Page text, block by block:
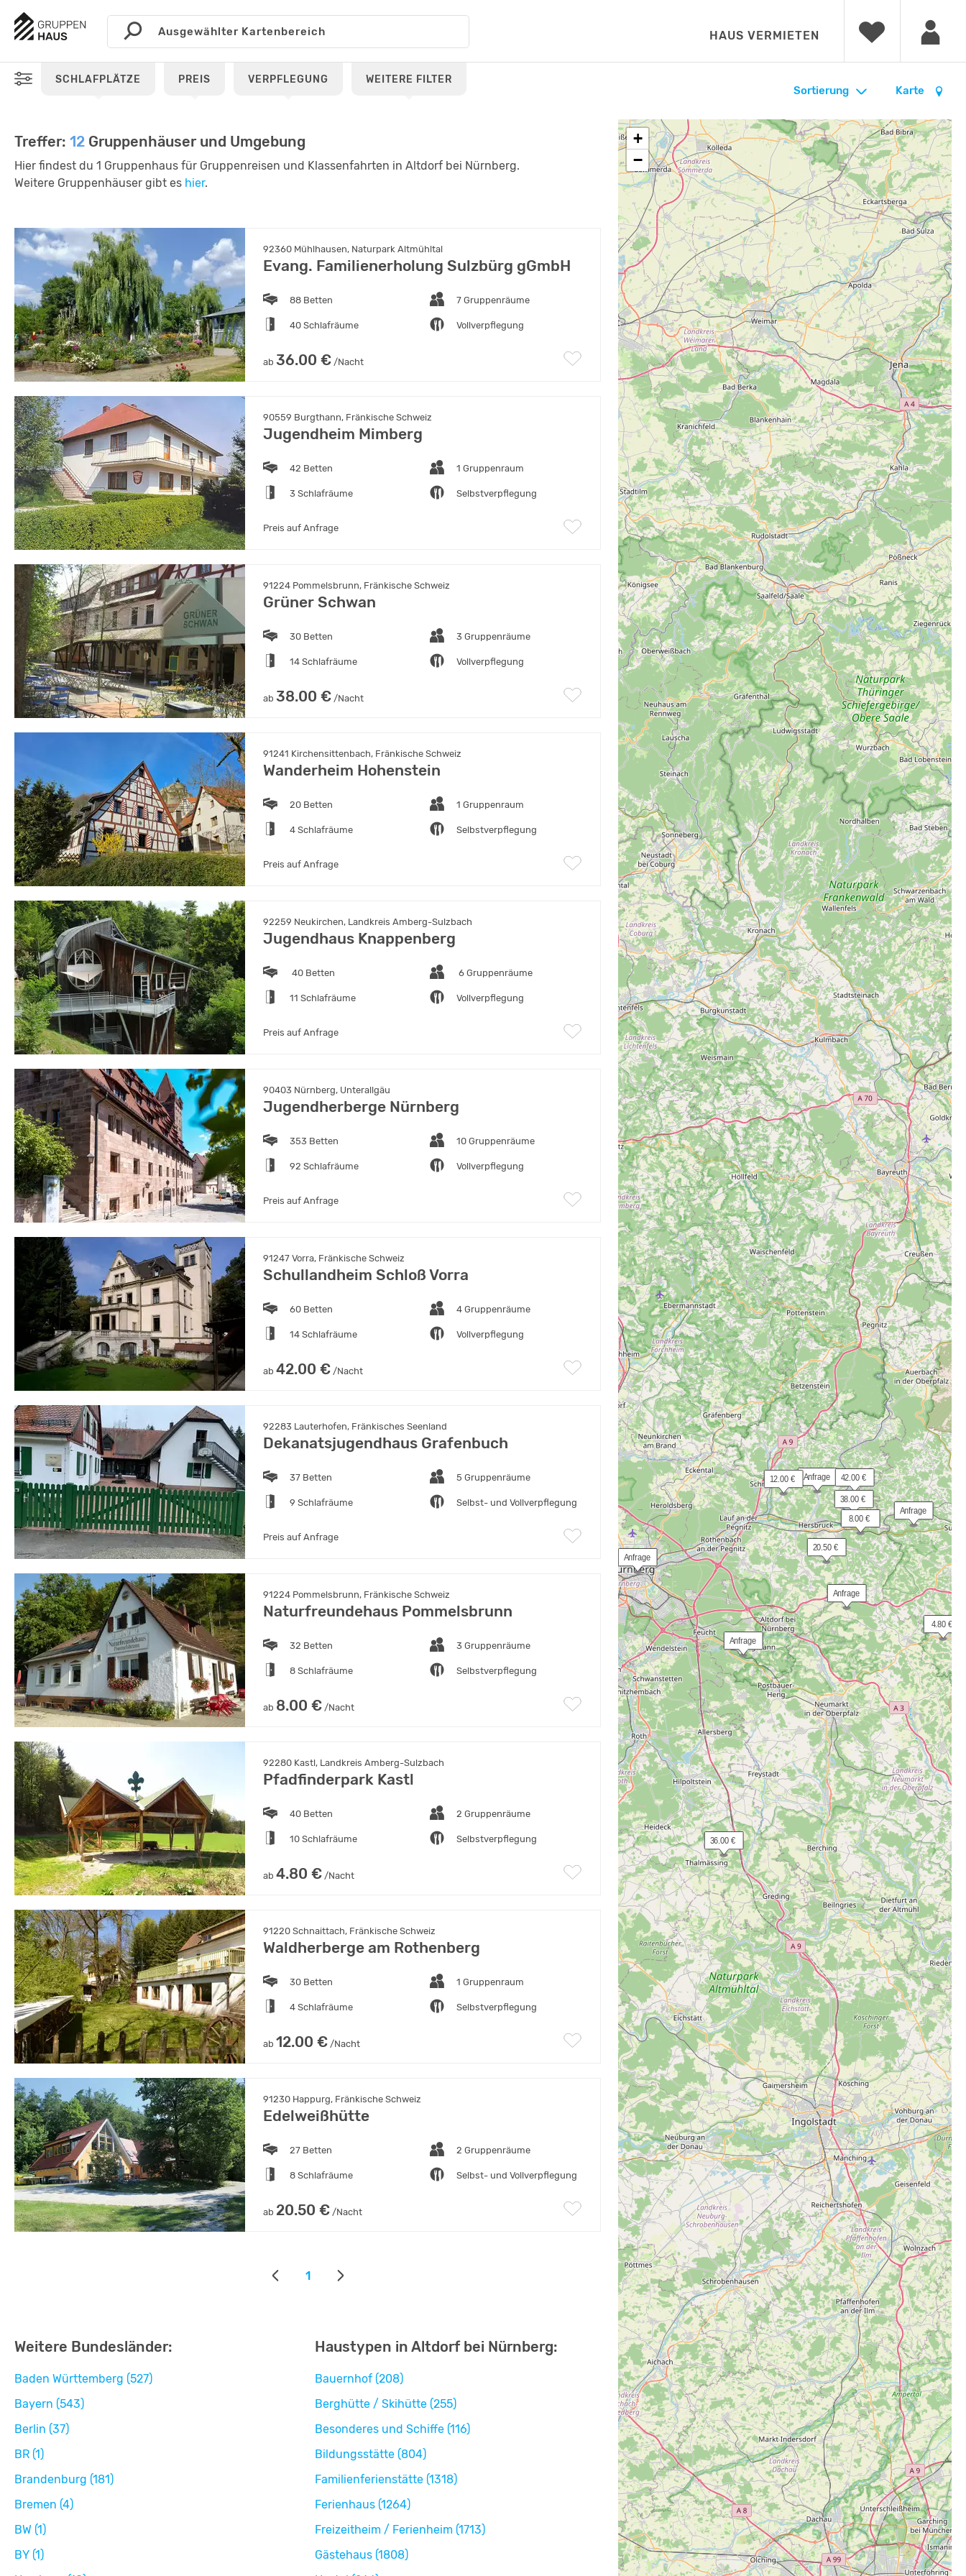
HAUS VERMIETEN
SCHLAFPLÄTZE PREIS VERPFLEGUNG WEITERE FILTER
Karte
Sortierung
Treffer: 12 Gruppenhäuser und Umgebung
Hier findest du 1 Gruppenhaus für Gruppenreisen und Klassenfahrten in Altdorf bei Nürnberg.
Weitere Gruppenhäuser gibt es hier.
92360 Mühlhausen, Naturpark Altmühltal
Evang. Familienerholung Sulzbürg gGmbH
88 Betten 7 Gruppenräume
40 Schlafräume Vollverpflegung
ab 36.00 € /Nacht
90559 Burgthann, Fränkische Schweiz
Jugendheim Mimberg
42 Betten 1 Gruppenraum
3 Schlafräume Selbstverpflegung
Preis auf Anfrage
91224 Pommelsbrunn, Fränkische Schweiz
Grüner Schwan
30 Betten 3 Gruppenräume
14 Schlafräume Vollverpflegung
ab 38.00 € /Nacht
91241 Kirchensittenbach, Fränkische Schweiz
Wanderheim Hohenstein
20 Betten 1 Gruppenraum
4 Schlafräume Selbstverpflegung
Preis auf Anfrage
92259 Neukirchen, Landkreis Amberg-Sulzbach
Jugendhaus Knappenberg
40 Betten 6 Gruppenräume
11 Schlafräume Vollverpflegung
Preis auf Anfrage
90403 Nürnberg, Unterallgäu
Jugendherberge Nürnberg
353 Betten 10 Gruppenräume
92 Schlafräume Vollverpflegung
Preis auf Anfrage
91247 Vorra, Fränkische Schweiz
Schullandheim Schloß Vorra
60 Betten 4 Gruppenräume
14 Schlafräume Vollverpflegung
ab 42.00 € /Nacht
92283 Lauterhofen, Fränkisches Seenland
Dekanatsjugendhaus Grafenbuch
37 Betten 5 Gruppenräume
9 Schlafräume Selbst- und Vollverpflegung
Preis auf Anfrage
91224 Pommelsbrunn, Fränkische Schweiz
Naturfreundehaus Pommelsbrunn
32 Betten 3 Gruppenräume
8 Schlafräume Selbstverpflegung
ab 8.00 € /Nacht
92280 Kastl, Landkreis Amberg-Sulzbach
Pfadfinderpark Kastl
40 Betten 2 Gruppenräume
10 Schlafräume Selbstverpflegung
ab 4.80 € /Nacht
91220 Schnaittach, Fränkische Schweiz
Waldherberge am Rothenberg
30 Betten 1 Gruppenraum
4 Schlafräume Selbstverpflegung
ab 12.00 € /Nacht
91230 Happurg, Fränkische Schweiz
Edelweißhütte
27 Betten 2 Gruppenräume
8 Schlafräume Selbst- und Vollverpflegung
ab 20.50 € /Nacht
1
Weitere Bundesländer:
Baden Württemberg (527)
Bayern (543)
Berlin (37)
BR (1)
Brandenburg (181)
Bremen (4)
BW (1)
BY (1)
Haustypen in Altdorf bei Nürnberg:
Bauernhof (208)
Berghütte / Skihütte (255)
Besonderes und Schiffe (116)
Bildungsstätte (804)
Familienferienstätte (1318)
Ferienhaus (1264)
Freizeitheim / Ferienheim (1713)
Gästehaus (1808)
36.00 €
Anfrage
38.00 €
Anfrage
Anfrage
Anfrage
42.00 €
Anfrage
  8.00 €
  4.80 €
12.00 €
20.50 €
+
−